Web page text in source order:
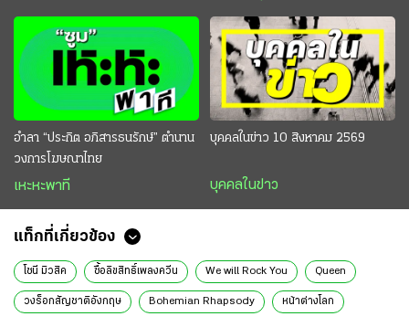
อำลา “ประกิต อภิสารธนรักษ์” ตำนาน
วงการโฆษณาไทย
เหะหะพาที
บุคคลในข่าว 10 สิงหาคม 2569
บุคคลในข่าว
แท็กที่เกี่ยวข้อง
โซนี มิวสิค ซื้อลิขสิทธิ์เพลงควีน We will Rock You Queen
วงร็อกสัญชาติอังกฤษ Bohemian Rhapsody หน้าต่างโลก